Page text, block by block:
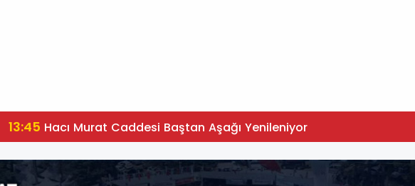
13:45 Hacı Murat Caddesi Baştan Aşağı Yenileniyor